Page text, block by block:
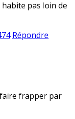
pas loin de
Répondre
faire frapper par